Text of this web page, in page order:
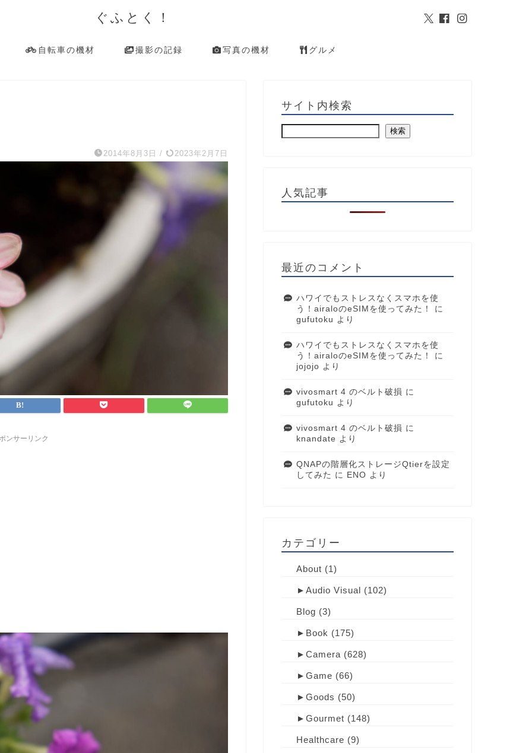
ぐふとく！
自転車の機材 撮影の記録 写真の機材 グルメ
2014年8月3日 / 2023年2月7日
ンサーリンク
サイト内検索
検索
人気記事
最近のコメント
ハワイでもストレスなくスマホを使
う！airaloのeSIMを使ってみた！
に
gufutoku より
ハワイでもストレスなくスマホを使
う！airaloのeSIMを使ってみた！
に
jojojo より
vivosmart 4 のベルト破損 に
gufutoku より
vivosmart 4 のベルト破損 に
knandate より
QNAPの階層化ストレージQtierを設定
してみた に ENO より
カテゴリー
About (1)
► Audio Visual (102)
Blog (3)
► Book (175)
► Camera (628)
► Game (66)
► Goods (50)
► Gourmet (148)
Healthcare (9)